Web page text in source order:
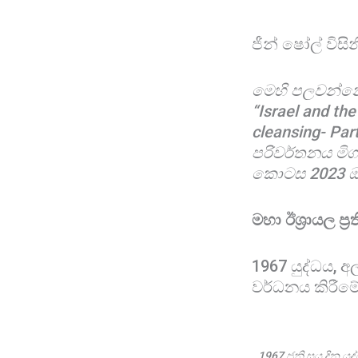
ජීන් ෂෝල්
මෙහි
“Israel and
cleansing-
පරිවර්තනය
කොටස 2023
මහා ඊශ්‍රායල
1967 යුද්ධය,
වර්ධනය